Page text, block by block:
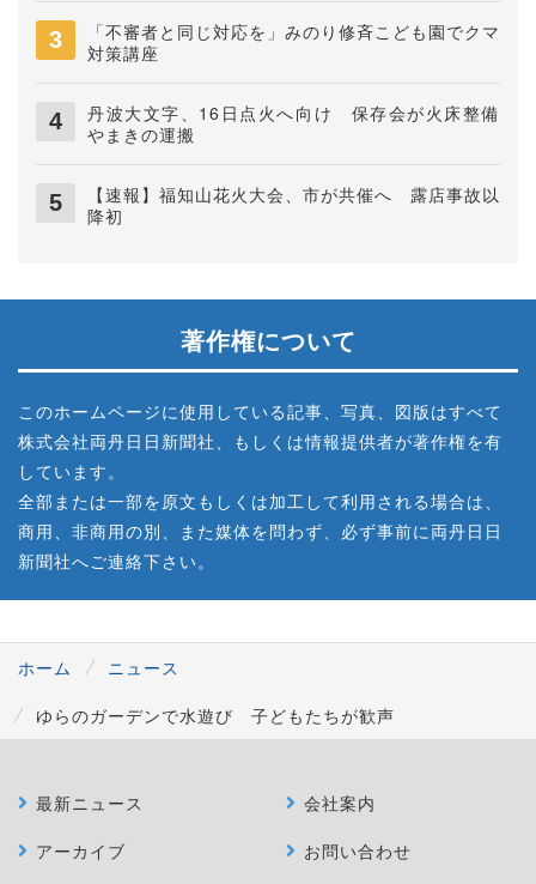
「不審者と同じ対応を」みのり修斉こども園でクマ
対策講座
丹波大文字、16日点火へ向け 保存会が火床整備
やまきの運搬
【速報】福知山花火大会、市が共催へ 露店事故以
降初
著作権について
このホームページに使用している記事、写真、図版はすべて
株式会社両丹日日新聞社、もしくは情報提供者が著作権を有
しています。
全部または一部を原文もしくは加工して利用される場合は、
商用、非商用の別、また媒体を問わず、必ず事前に両丹日日
新聞社へご連絡下さい。
ホーム
ニュース
ゆらのガーデンで水遊び 子どもたちが歓声
最新ニュース
アーカイブ
会社案内
お問い合わせ